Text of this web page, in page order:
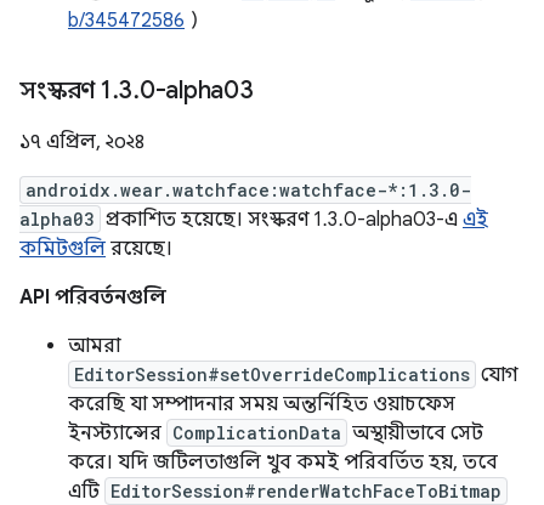
b/345472586 )
সংস্করণ 1.3.0-alpha03
১৭ এপ্রিল, ২০২৪
androidx.wear.watchface:watchface-*:1.3.0-
alpha03 প্রকাশিত হয়েছে। সংস্করণ 1.3.0-alpha03-এ এই
কমিটগুলি রয়েছে।
API পরিবর্তনগুলি
আমরা
EditorSession#setOverrideComplications যোগ
করেছি যা সম্পাদনার সময় অন্তর্নিহিত ওয়াচফেস
ইনস্ট্যান্সের ComplicationData অস্থায়ীভাবে সেট
করে। যদি জটিলতাগুলি খুব কমই পরিবর্তিত হয়, তবে
এটি EditorSession#renderWatchFaceToBitmap